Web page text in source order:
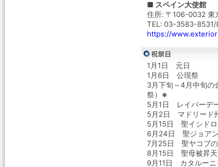
■ スペイン大使館
住所: 〒106-0032 東
TEL: 03-3583-8531/
https://
1月1日 元日
1月6日 公現祭
3月下旬～4月中旬
祭） ※
5月1日 レイバーデ
5月2日 マドリード
5月15日 聖イシドロ
6月24日 聖ジョア
7月25日 聖ヤコブの
8月15日 聖母被昇
9月11日 カタルーニ